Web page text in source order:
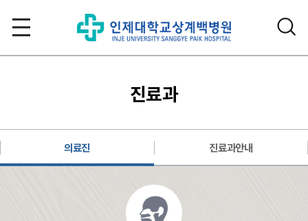
진료과
의료진 진료과안내